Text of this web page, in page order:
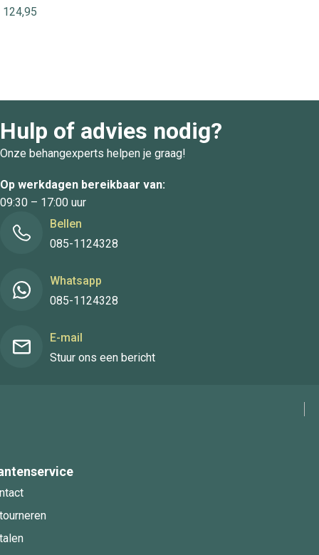
124,95
Hulp of advies nodig?
Onze behangexperts helpen je graag!
Op werkdagen bereikbaar van:
09:30 – 17:00 uur
Bellen
085-1124328
Whatsapp
085-1124328
E-mail
Stuur ons een bericht